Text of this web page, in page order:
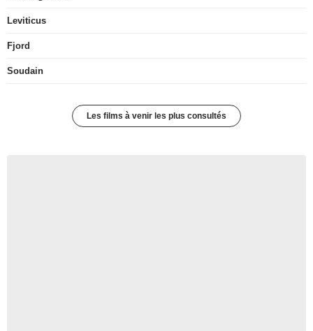
Leviticus
Fjord
Soudain
Les films à venir les plus consultés